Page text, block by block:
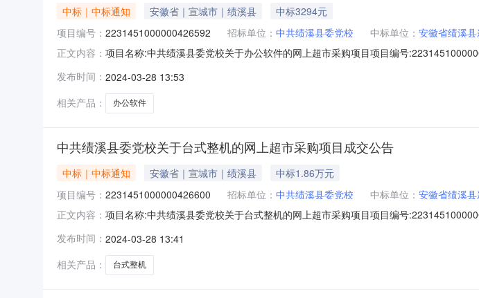
中标｜中标通知 安徽省｜宣城市｜绩溪县
中标3294元
项目编号： 2231451000000426592 招标单位： 中共绩溪县委党校 中标单位： 安徽省绩溪
正文内容： 项目名称:中共绩溪县委党校关于办公软件的网上超市采购项目项目编号
绩溪县委党校采购单位地址:/采购单位联系人和联系方式:三、成交信息交易方式:直接
发布时间： 2024-03-28 13:53
相关产品：
办公软件
中共绩溪县委党校关于台式整机的网上超市采购项目成交公告
中标｜中标通知 安徽省｜宣城市｜绩溪县
中标1.86万元
项目编号： 2231451000000426600 招标单位： 中共绩溪县委党校 中标单位： 安徽省绩溪
正文内容： 项目名称:中共绩溪县委党校关于台式整机的网上超市采购项目项目编号
绩溪县委党校采购单位地址:/采购单位联系人和联系方式:三、成交信息交易方式:直接
发布时间： 2024-03-28 13:41
相关产品：
台式整机